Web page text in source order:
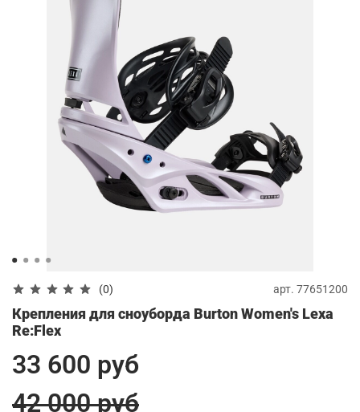
(0) арт. 77651200
Крепления для сноуборда Burton Women's Lexa
Re:Flex
33 600 руб
42 000 руб